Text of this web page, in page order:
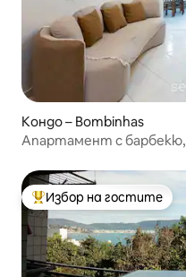
Кондо – Bombinhas
Апартамент с
Най-популярен избор на
Избор на гостите